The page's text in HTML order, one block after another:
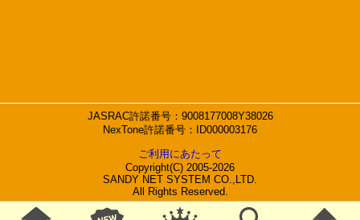
JASRAC許諾番号：9008177008Y38026
NexTone許諾番号：ID000003176
ご利用にあたって
Copyright(C) 2005-2026
SANDY NET SYSTEM CO.,LTD.
All Rights Reserved.